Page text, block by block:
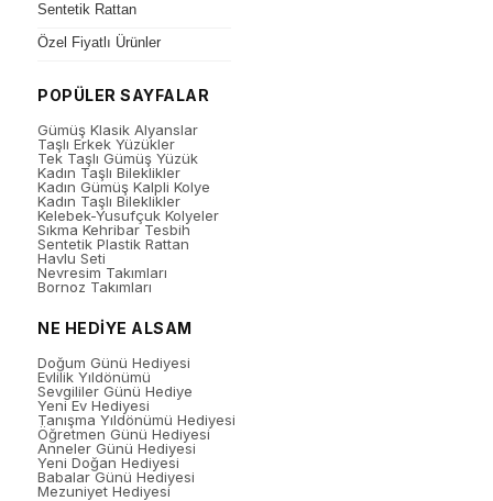
Sentetik Rattan
Özel Fiyatlı Ürünler
POPÜLER SAYFALAR
Gümüş Klasik Alyanslar
Taşlı Erkek Yüzükler
Tek Taşlı Gümüş Yüzük
Kadın Taşlı Bileklikler
Kadın Gümüş Kalpli Kolye
Kadın Taşlı Bileklikler
Kelebek-Yusufçuk Kolyeler
Sıkma Kehribar Tesbih
Sentetik Plastik Rattan
Havlu Seti
Nevresim Takımları
Bornoz Takımları
NE HEDİYE ALSAM
Doğum Günü Hediyesi
Evlilik Yıldönümü
Sevgililer Günü Hediye
Yeni Ev Hediyesi
Tanışma Yıldönümü Hediyesi
Öğretmen Günü Hediyesi
Anneler Günü Hediyesi
Yeni Doğan Hediyesi
Babalar Günü Hediyesi
Mezuniyet Hediyesi